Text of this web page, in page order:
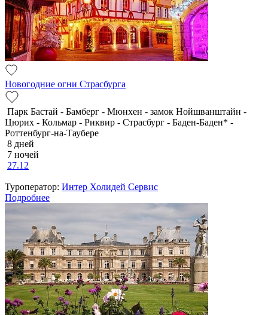
Новогодние огни Страсбурга
Парк Бастай - Бамберг - Мюнхен - замок Нойшванштайн -
Цюрих - Кольмар - Риквир - Страсбург - Баден-Баден* -
Роттенбург-на-Таубере
8 дней
7 ночей
27.12
Туроператор: Интер Холидей Сервис
Подробнее